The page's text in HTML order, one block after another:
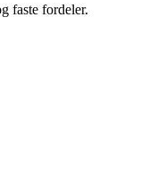
faste fordeler.